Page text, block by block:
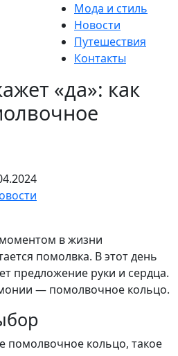
Мода и стиль
Новости
Путешествия
Контакты
«да»: как
в жизни
помолвка. В этот день
предложение руки и сердца.
— помолвочное кольцо.
помолвочное кольцо, такое